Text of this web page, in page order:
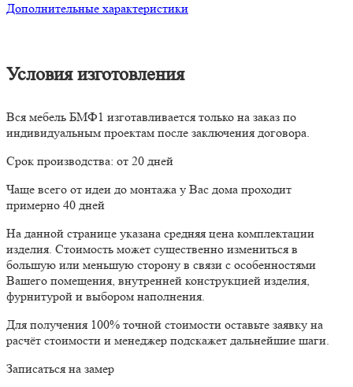
Дополнительные характеристики
Условия изготовления
Вся мебель БМФ1 изготавливается только на заказ по
индивидуальным проектам после заключения договора.
Срок производства: от 20 дней
Чаще всего от идеи до монтажа у Вас дома проходит
примерно 40 дней
На данной странице указана средняя цена комплектации
изделия. Стоимость может существенно измениться в
большую или меньшую сторону в связи с особенностями
Вашего помещения, внутренней конструкцией изделия,
фурнитурой и выбором наполнения.
Для получения 100% точной стоимости оставьте заявку на
расчёт стоимости и менеджер подскажет дальнейшие шаги.
Записаться на замер